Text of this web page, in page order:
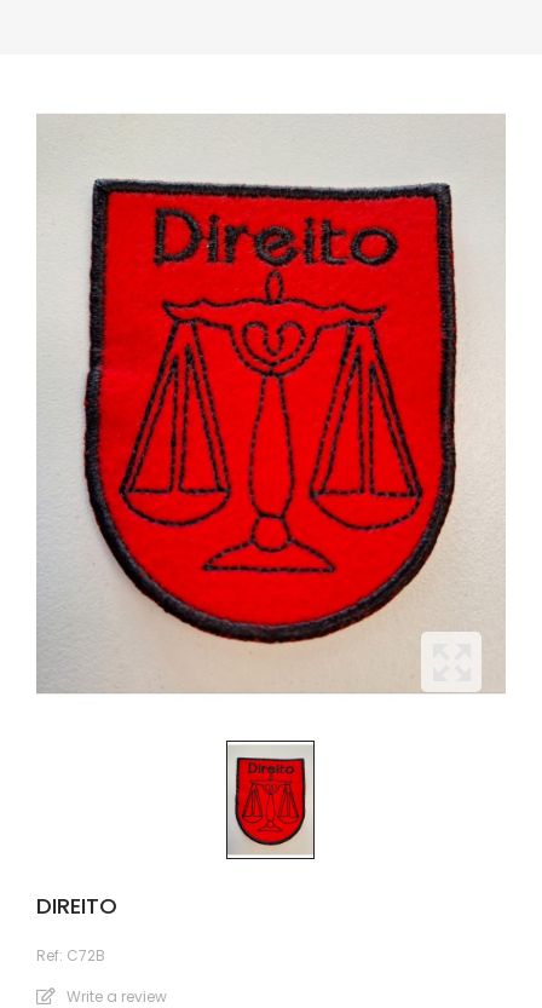
DIREITO
Ref: C72B
Write a review